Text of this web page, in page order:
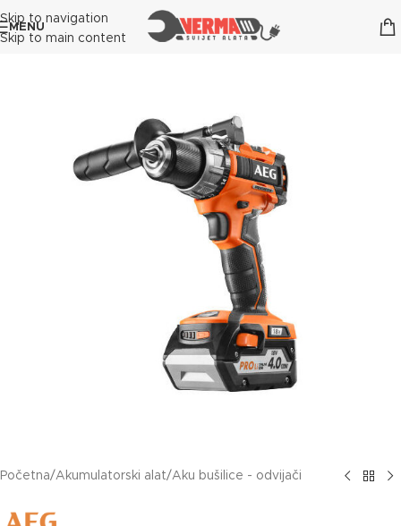
Skip to navigation
Skip to main content
MENU
Početna/Akumulatorski alat/Aku bušilice - odvijači